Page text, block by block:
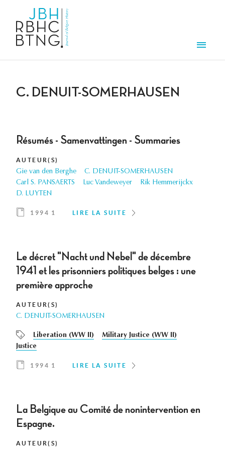
C. DENUIT-SOMERHAUSEN
Résumés - Samenvattingen - Summaries
AUTEUR(S)
Gie van den Berghe
C. DENUIT-SOMERHAUSEN
Carl S. PANSAERTS
Luc Vandeweyer
Rik Hemmerijckx
D. LUYTEN
1994 1 LIRE LA SUITE
Le décret "Nacht und Nebel" de décembre
1941 et les prisonniers politiques belges : une
première approche
AUTEUR(S)
C. DENUIT-SOMERHAUSEN
Liberation (WW II)
Military Justice (WW II)
Justice
1994 1 LIRE LA SUITE
La Belgique au Comité de nonintervention en
Espagne.
AUTEUR(S)